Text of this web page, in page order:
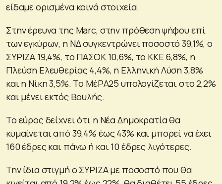
είδαμε ορισμένα κοινά στοιχεία.
Στην έρευνα της Marc, στην πρόθεση ψήφου επί
των εγκύρων, η ΝΔ συγκεντρώνει ποσοστό 39,1%, ο
ΣΥΡΙΖΑ 19,4%, το ΠΑΣΟΚ 10,6%, το ΚΚΕ 6,8%, η
Πλεύση Ελευθερίας 4,4%, η Ελληνική Λύση 3,8%
και η Νίκη 3,5%. Το ΜέΡΑ25 υπολογίζεται στο 2,2%
και μένει εκτός Βουλής.
Το εύρος δείχνει ότι η Νέα Δημοκρατία θα
κυμαίνεται από 39,4% έως 43% και μπορεί να έχει
160 έδρες και πάνω ή και 10 έδρες λιγότερες.
Την ίδια στιγμή ο ΣΥΡΙΖΑ με ποσοστό που θα